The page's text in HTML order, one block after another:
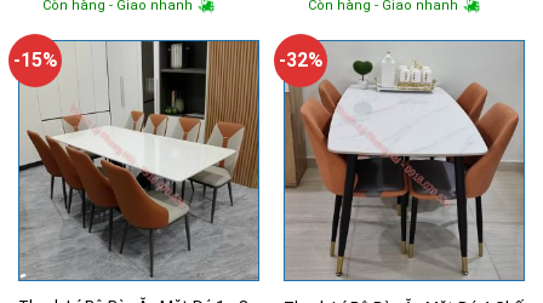
là:
10,400,000₫.
Còn hàng - Giao nhanh
là:
tại
Còn hàng - Giao nhanh
-15% -32%